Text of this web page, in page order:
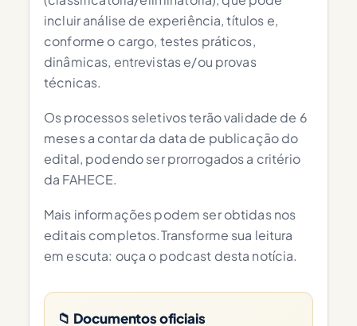
incluir análise de experiência, títulos e,
conforme o cargo, testes práticos,
dinâmicas, entrevistas e/ou provas
técnicas.
Os processos seletivos terão validade de 6
meses a contar da data de publicação do
edital, podendo ser prorrogados a critério
da FAHECE.
Mais informações podem ser obtidas nos
editais completos.Transforme sua leitura
em escuta: ouça o podcast desta notícia.
📁 Documentos oficiais